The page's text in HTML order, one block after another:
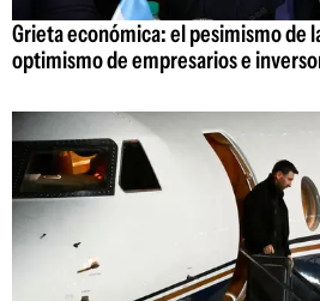
Grieta económica: el pesimismo de
optimismo de empresarios e